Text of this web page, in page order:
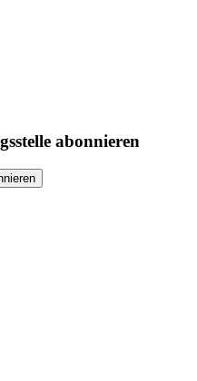
abonnieren